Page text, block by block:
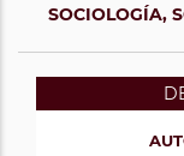
SOCIOLOGÍA,